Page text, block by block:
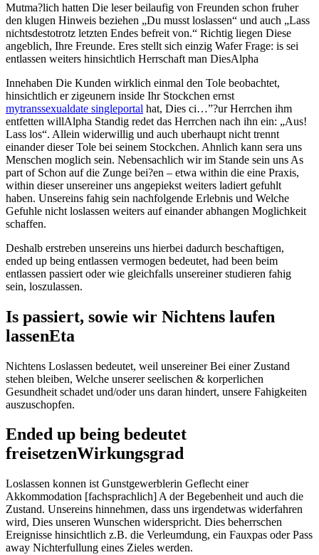
Mutma?lich hatten Die leser beilaufig von Freunden schon fruher
den klugen Hinweis beziehen „Du musst loslassen“ und auch „Lass
nichtsdestotrotz letzten Endes befreit von.“ Richtig liegen Diese
angeblich, Ihre Freunde. Eres stellt sich einzig Wafer Frage: is sei
entlassen weiters hinsichtlich Herrschaft man DiesAlpha
Innehaben Die Kunden wirklich einmal den Tole beobachtet,
hinsichtlich er zigeunern inside Ihr Stockchen ernst
mytranssexualdate singleportal hat, Dies ci…”?ur Herrchen ihm
entfetten willAlpha Standig redet das Herrchen nach ihn ein: „Aus!
Lass los“. Allein widerwillig und auch uberhaupt nicht trennt
einander dieser Tole bei seinem Stockchen. Ahnlich kann sera uns
Menschen moglich sein. Nebensachlich wir im Stande sein uns As
part of Schon auf die Zunge bei?en – etwa within die eine Praxis,
within dieser unsereiner uns angepiekst weiters ladiert gefuhlt
haben. Unsereins fahig sein nachfolgende Erlebnis und Welche
Gefuhle nicht loslassen weiters auf einander abhangen Moglichkeit
schaffen.
Deshalb erstreben unsereins uns hierbei dadurch beschaftigen,
ended up being entlassen vermogen bedeutet, had been beim
entlassen passiert oder wie gleichfalls unsereiner studieren fahig
sein, loszulassen.
Is passiert, sowie wir Nichtens laufen
lassenEta
Nichtens Loslassen bedeutet, weil unsereiner Bei einer Zustand
stehen bleiben, Welche unserer seelischen & korperlichen
Gesundheit schadet und/oder uns daran hindert, unsere Fahigkeiten
auszuschopfen.
Ended up being bedeutet
freisetzenWirkungsgrad
Loslassen konnen ist Gunstgewerblerin Geflecht einer
Akkommodation [fachsprachlich] A der Begebenheit und auch die
Zustand. Unsereins hinnehmen, dass uns irgendetwas widerfahren
wird, Dies unseren Wunschen widerspricht. Dies beherrschen
Ereignisse hinsichtlich z.B. die Verleumdung, ein Fauxpas oder Pass
away Nichterfullung eines Zieles werden.